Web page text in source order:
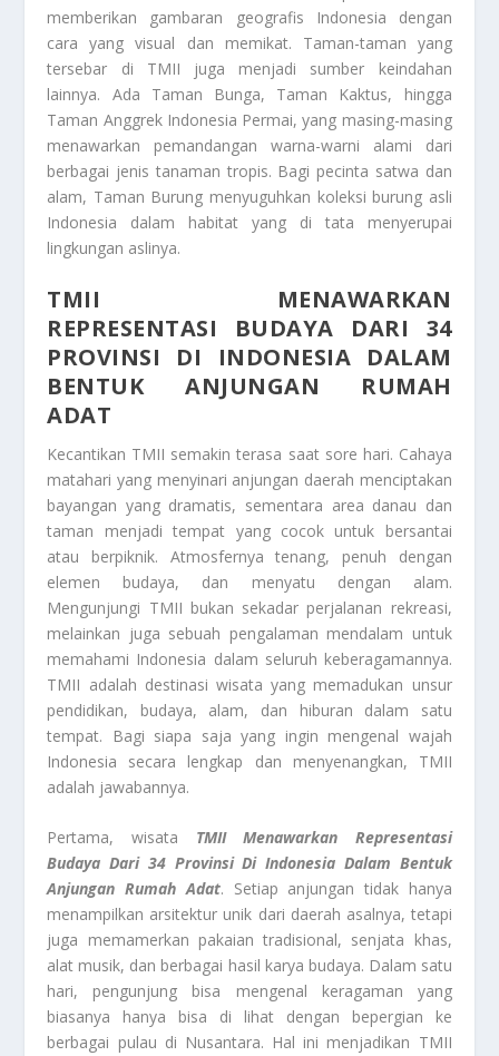
memberikan gambaran geografis Indonesia dengan
cara yang visual dan memikat. Taman-taman yang
tersebar di TMII juga menjadi sumber keindahan
lainnya. Ada Taman Bunga, Taman Kaktus, hingga
Taman Anggrek Indonesia Permai, yang masing-masing
menawarkan pemandangan warna-warni alami dari
berbagai jenis tanaman tropis. Bagi pecinta satwa dan
alam, Taman Burung menyuguhkan koleksi burung asli
Indonesia dalam habitat yang di tata menyerupai
lingkungan aslinya.
TMII MENAWARKAN
REPRESENTASI BUDAYA DARI 34
PROVINSI DI INDONESIA DALAM
BENTUK ANJUNGAN RUMAH
ADAT
Kecantikan TMII semakin terasa saat sore hari. Cahaya
matahari yang menyinari anjungan daerah menciptakan
bayangan yang dramatis, sementara area danau dan
taman menjadi tempat yang cocok untuk bersantai
atau berpiknik. Atmosfernya tenang, penuh dengan
elemen budaya, dan menyatu dengan alam.
Mengunjungi TMII bukan sekadar perjalanan rekreasi,
melainkan juga sebuah pengalaman mendalam untuk
memahami Indonesia dalam seluruh keberagamannya.
TMII adalah destinasi wisata yang memadukan unsur
pendidikan, budaya, alam, dan hiburan dalam satu
tempat. Bagi siapa saja yang ingin mengenal wajah
Indonesia secara lengkap dan menyenangkan, TMII
adalah jawabannya.
Pertama, wisata TMII Menawarkan Representasi
Budaya Dari 34 Provinsi Di Indonesia Dalam Bentuk
Anjungan Rumah Adat. Setiap anjungan tidak hanya
menampilkan arsitektur unik dari daerah asalnya, tetapi
juga memamerkan pakaian tradisional, senjata khas,
alat musik, dan berbagai hasil karya budaya. Dalam satu
hari, pengunjung bisa mengenal keragaman yang
biasanya hanya bisa di lihat dengan bepergian ke
berbagai pulau di Nusantara. Hal ini menjadikan TMII